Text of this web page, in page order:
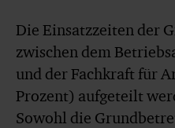
Die Einsatzzeiten der
zwischen dem
und der Fachkraft für
Prozent) aufgeteilt
Sowohl die